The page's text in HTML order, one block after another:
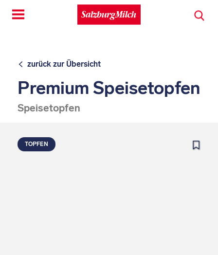
Toggle
navigation
zurück zur Übersicht
Premium Speisetopfen
Speisetopfen
TOPFEN